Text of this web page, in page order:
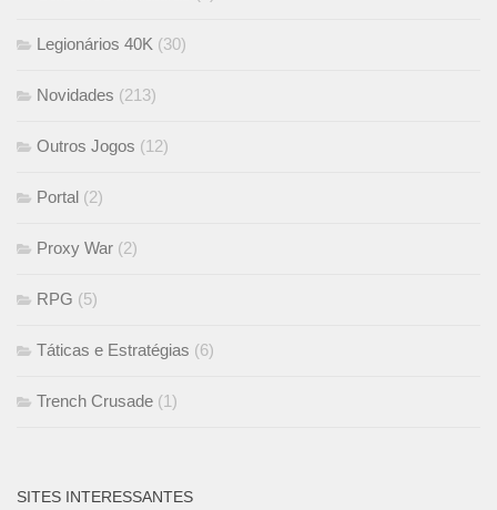
Legionários 40K (30)
Novidades (213)
Outros Jogos (12)
Portal (2)
Proxy War (2)
RPG (5)
Táticas e Estratégias (6)
Trench Crusade (1)
SITES INTERESSANTES